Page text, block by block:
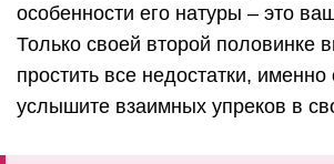
особенности его натуры – это
Только своей второй половинке
простить все недостатки, именно
услышите взаимных упреков в